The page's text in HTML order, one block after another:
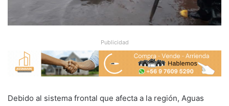
Publicidad
Debido al sistema frontal que afecta a la región, Aguas